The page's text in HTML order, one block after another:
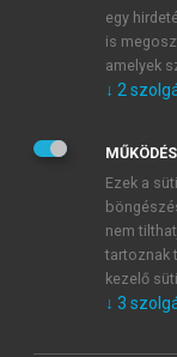
Kérek
Kérek
veszem és
Általános
mersz.hu
tudomásul
egy
is
amelyek
↓ 2
Ezek a
nem
tartoznak
kezelő
↓ 3